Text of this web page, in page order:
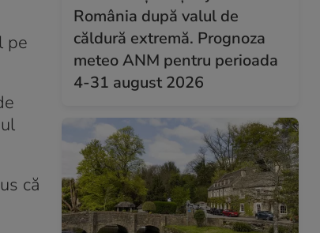
pe
că
România după valul de
căldură extremă. Prognoza
meteo ANM pentru perioada
4-31 august 2026